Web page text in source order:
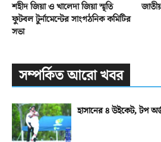
শহীদ জিয়া ও খালেদা জিয়া স্মৃতি
ফুটবল টুর্নামেন্টের সাংগঠনিক কমিটির
সভা
সম্পর্কিত আরো খবর
হাসানের ৪ উইকেট, টপ